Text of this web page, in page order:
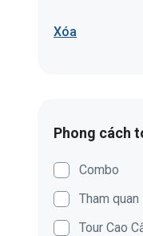
Xóa
Phong cách
Combo
Tham quan
Tour Cao